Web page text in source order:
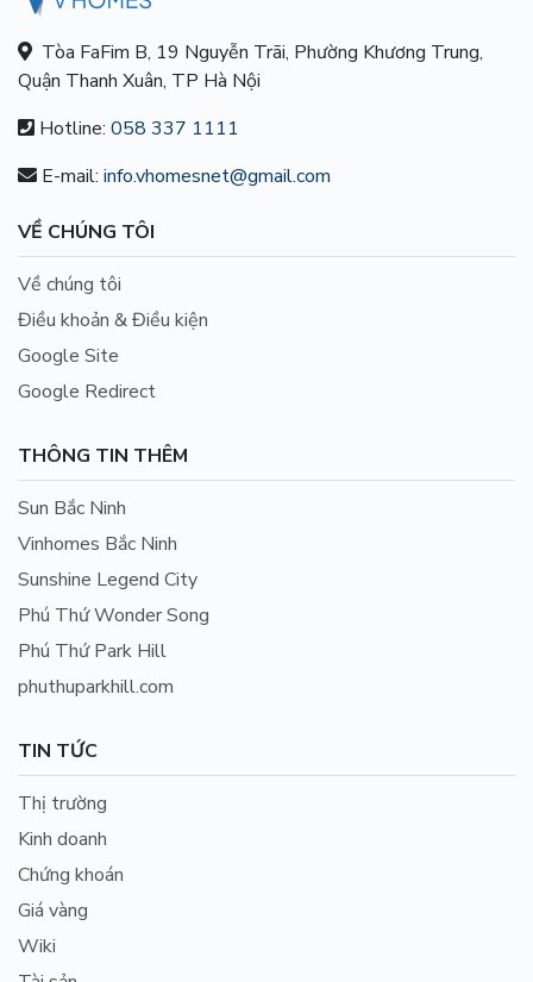
Tòa FaFim B, 19 Nguyễn Trãi, Phường Khương Trung,
Quận Thanh Xuân, TP Hà Nội
Hotline: 058 337 1111
E-mail: info.vhomesnet@gmail.com
VỀ CHÚNG TÔI
Về chúng tôi
Điều khoản & Điều kiện
Google Site
Google Redirect
THÔNG TIN THÊM
Sun Bắc Ninh
Vinhomes Bắc Ninh
Sunshine Legend City
Phú Thứ Wonder Song
Phú Thứ Park Hill
phuthuparkhill.com
TIN TỨC
Thị trường
Kinh doanh
Chứng khoán
Giá vàng
Wiki